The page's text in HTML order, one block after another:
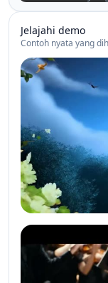
Jelajahi demo
Contoh nyata yang